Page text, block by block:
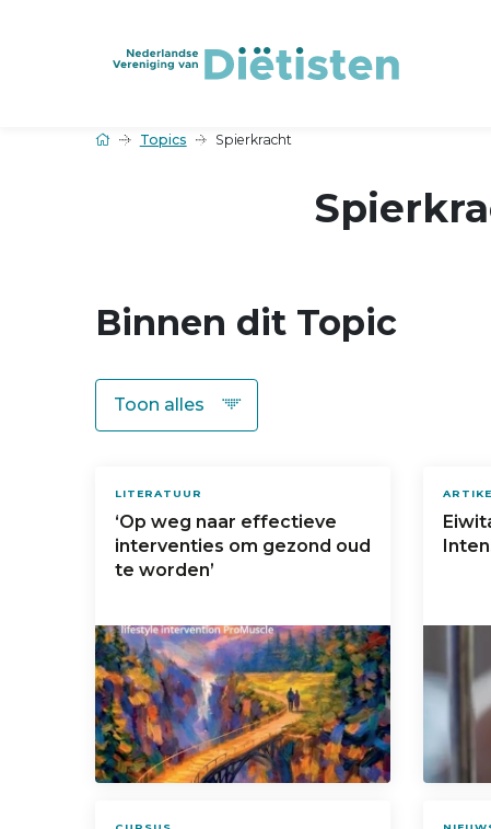
Topics Spierkracht
Binnen dit Topic
LITERATUUR
‘Op weg naar effectieve
interventies om gezond oud
te worden’